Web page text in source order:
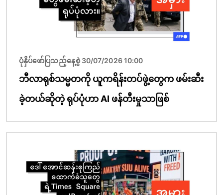
ပုံနှိပ်ဖော်ပြသည့်နေ့စွဲ 30/07/2026 10:00
ဘီလာရုစ်သမ္မတကို ယူကရိန်းတပ်ဖွဲ့တွေက ဖမ်းဆီး
ခဲ့တယ်ဆိုတဲ့ ရုပ်ပုံဟာ AI ဖန်တီးမှုသာဖြစ်